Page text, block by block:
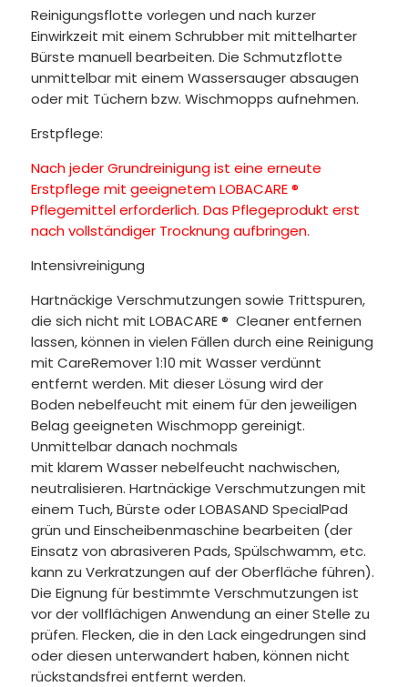
Reinigungsflotte vorlegen und nach kurzer
Einwirkzeit mit einem Schrubber mit mittelharter
Bürste manuell bearbeiten. Die Schmutzflotte
unmittelbar mit einem Wassersauger absaugen
oder mit Tüchern bzw. Wischmopps aufnehmen.
Erstpflege:
Nach jeder Grundreinigung ist eine erneute
Erstpflege mit geeignetem LOBACARE ®
Pflegemittel erforderlich. Das Pflegeprodukt erst
nach vollständiger Trocknung aufbringen.
Intensivreinigung
Hartnäckige Verschmutzungen sowie Trittspuren,
die sich nicht mit LOBACARE ® Cleaner entfernen
lassen, können in vielen Fällen durch eine Reinigung
mit CareRemover 1:10 mit Wasser verdünnt
entfernt werden. Mit dieser Lösung wird der
Boden nebelfeucht mit einem für den jeweiligen
Belag geeigneten Wischmopp gereinigt.
Unmittelbar danach nochmals
mit klarem Wasser nebelfeucht nachwischen,
neutralisieren. Hartnäckige Verschmutzungen mit
einem Tuch, Bürste oder LOBASAND SpecialPad
grün und Einscheibenmaschine bearbeiten (der
Einsatz von abrasiveren Pads, Spülschwamm, etc.
kann zu Verkratzungen auf der Oberfläche führen).
Die Eignung für bestimmte Verschmutzungen ist
vor der vollflächigen Anwendung an einer Stelle zu
prüfen. Flecken, die in den Lack eingedrungen sind
oder diesen unterwandert haben, können nicht
rückstandsfrei entfernt werden.